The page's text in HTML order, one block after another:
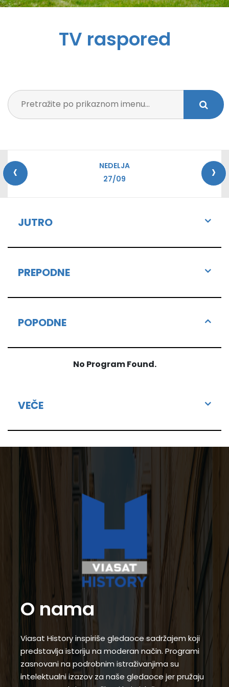
TV raspored
NEDELJA
27/09
‹ ›
JUTRO
PREPODNE
POPODNE
No Program Found.
VEČE
O nama
Viasat History inspiriše gledaoce sadržajem koji
predstavlja istoriju na moderan način. Programi
zasnovani na podrobnim istraživanjima su
intelektualni izazov za naše gledaoce jer pružaju